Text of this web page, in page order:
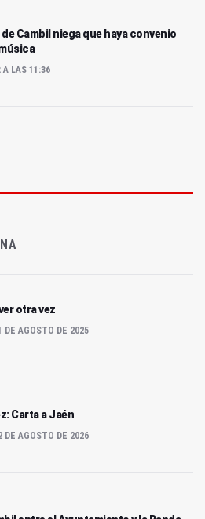
Cambil niega que haya convenio
A LAS 11:36
otra vez
DE AGOSTO DE 2025
Carta a Jaén
DE AGOSTO DE 2026